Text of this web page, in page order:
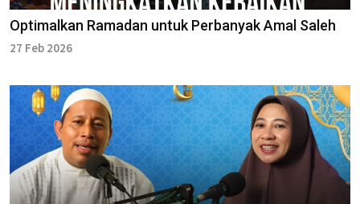
Optimalkan Ramadan untuk Perbanyak Amal Saleh
27 Feb 2026